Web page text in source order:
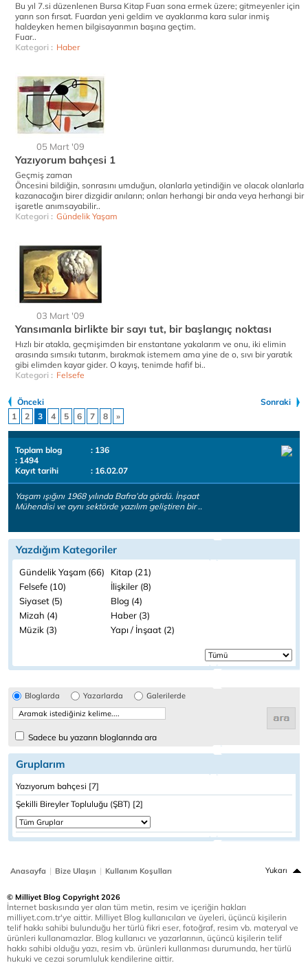
Bu yıl 7.si düzenlenen Bursa Kitap Fuarı sona ermek üzere; gitmeyenler için
yarın son fırsat. Fuardan yeni geldim ve ayaklarıma kara sular inmiş
haldeyken hemen bilgisayarımın başına geçtim.
Fuar..
Kategori : Haber
05 Mart '09
Yazıyorum bahçesi 1
Geçmiş zaman
Öncesini bildiğin, sonrasını umduğun, olanlarla yetindiğin ve olacak olanlarla
kazanacağın birer dizgidir anıların; onları herhangi bir anda veya herhangi bir
işaretle anımsayabilir..
Kategori : Gündelik Yaşam
03 Mart '09
Yansımanla birlikte bir sayı tut, bir başlangıç noktası
Hızlı bir atakla, geçmişimden bir enstantane yakalarım ve onu, iki elimin
arasında sımsıkı tutarım, bırakmak istemem ama yine de o, sıvı bir yaratık
gibi elimden kayar gider. O kayış, tenimde hafif bi..
Kategori : Felsefe
Önceki
Sonraki
1
2 3 4 5 6 7 8 »
Toplam blog
: 136
: 1494
Kayıt tarihi
: 16.02.07
Yaşam ışığını 1968 yılında Bafra’da gördü. İnşaat
Mühendisi ve aynı sektörde yazılım geliştiren bir ..
Yazdığım Kategoriler
Gündelik Yaşam (66)
Kitap (21)
Felsefe (10)
İlişkiler (8)
Siyaset (5)
Blog (4)
Mizah (4)
Haber (3)
Müzik (3)
Yapı / İnşaat (2)
Bloglarda Yazarlarda Galerilerde
Sadece bu yazarın bloglarında ara
Gruplarım
Yazıyorum bahçesi [7]
Şekilli Bireyler Topluluğu (ŞBT) [2]
Anasayfa | Bize Ulaşın | Kullanım Koşulları Yukarı
© Milliyet Blog Copyright 2026
İnternet baskısında yer alan tüm metin, resim ve içeriğin hakları
milliyet.com.tr'ye aittir. Milliyet Blog kullanıcıları ve üyeleri, üçüncü kişilerin
telif hakkı sahibi bulunduğu her türlü fikri eser, fotoğraf, resim vb. materyal ve
ürünleri kullanamazlar. Blog kullanıcı ve yazarlarının, üçüncü kişilerin telif
hakkı sahibi olduğu yazı, resim vb. ürünleri kullanması durumunda, her türlü
hukuki ve cezai sorumluluk kendilerine aittir.